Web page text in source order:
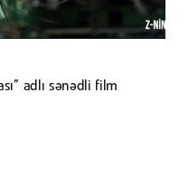
adlı sənədli film